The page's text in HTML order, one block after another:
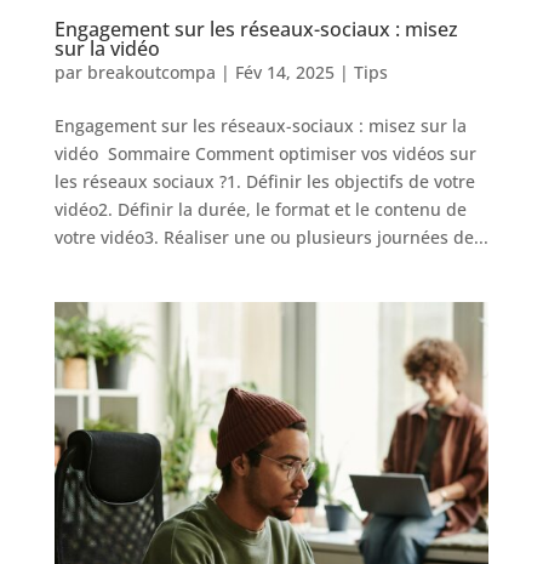
Engagement sur les réseaux-sociaux : misez
sur la vidéo
par breakoutcompa | Fév 14, 2025| Tips
Engagement sur les réseaux-sociaux : misez sur la
vidéo Sommaire Comment optimiser vos vidéos sur
les réseaux sociaux ?1. Définir les objectifs de votre
vidéo2. Définir la durée, le format et le contenu de
votre vidéo3. Réaliser une ou plusieurs journées de...